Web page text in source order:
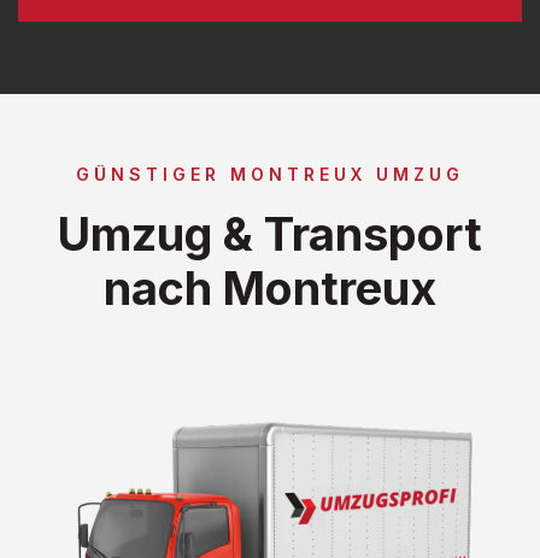
GÜNSTIGER MONTREUX UMZUG
Umzug & Transport
nach Montreux